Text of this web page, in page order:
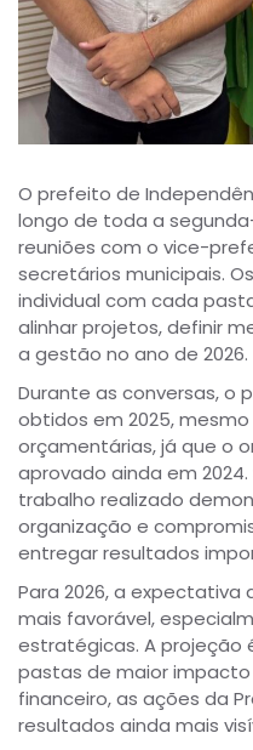
O prefeito de
longo de toda a
reuniões com o vice-
secretários municipais.
individual com cada
alinhar projetos, definir
a gestão no ano de 2026.
Durante as conversas, o
obtidos em 2025,
orçamentárias, já que o
aprovado ainda em 2024.
trabalho realizado
organização e
entregar resultados
Para 2026, a
mais favorável,
estratégicas. A projeção
pastas de maior
financeiro, as ações da
resultados ainda mais